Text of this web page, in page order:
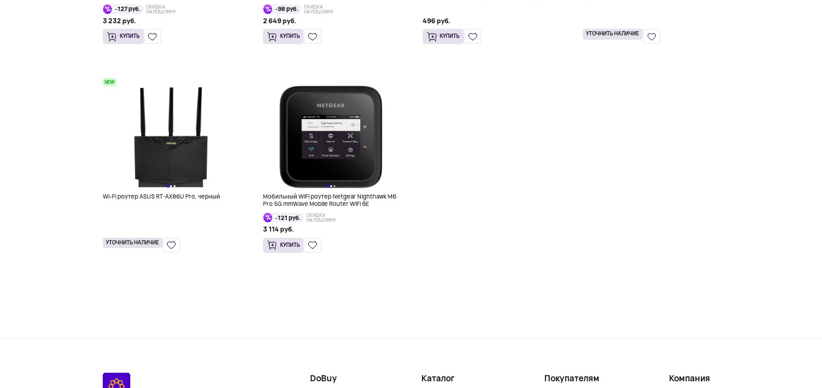
-127 руб.
СКИДКА
НА ПОШЛИНУ
3 232 руб.
КУПИТЬ
-98 руб.
СКИДКА
НА ПОШЛИНУ
2 649 руб.
КУПИТЬ
496 руб.
КУПИТЬ УТОЧНИТЬ НАЛИЧИЕ
NEW
Wi-Fi роутер ASUS RT-AX86U Pro, черный
УТОЧНИТЬ НАЛИЧИЕ
Мобильный WiFi роутер Netgear Nighthawk M6
Pro 5G mmWave Mobile Router WiFi 6E
-121 руб.
СКИДКА
НА ПОШЛИНУ
3 114 руб.
КУПИТЬ
DoBuy Каталог Покупателям Компания